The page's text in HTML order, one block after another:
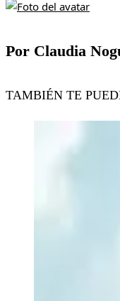
Por Claudia
TAMBIÉN TE